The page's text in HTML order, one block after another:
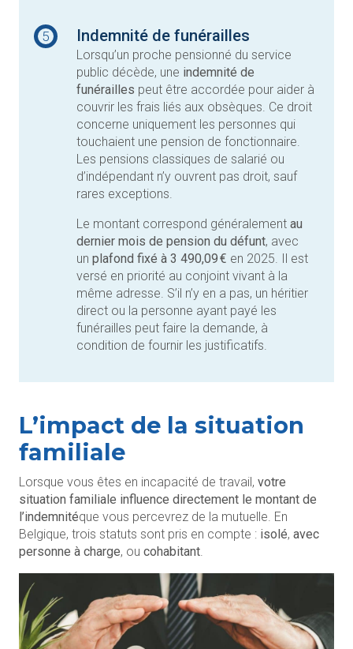
5 Indemnité de funérailles
Lorsqu’un proche pensionné du service
public décède, une indemnité de
funérailles peut être accordée pour aider à
couvrir les frais liés aux obsèques. Ce droit
concerne uniquement les personnes qui
touchaient une pension de fonctionnaire.
Les pensions classiques de salarié ou
d’indépendant n’y ouvrent pas droit, sauf
rares exceptions.
Le montant correspond généralementau
dernier mois de pension du défunt, avec
unplafond fixé à 3 490,09 € en 2025. Il est
versé en priorité au conjoint vivant à la
même adresse. S’il n’y en a pas, un héritier
direct ou la personne ayant payé les
funérailles peut faire la demande, à
condition de fournir les justificatifs.
L’impact de la situation
familiale
Lorsque vous êtes en incapacité de travail, votre
situation familiale influence directement le montant de
l’indemnitéque vous percevrez de la mutuelle. En
Belgique, trois statuts sont pris en compte : isolé, avec
personne à charge, ou cohabitant.